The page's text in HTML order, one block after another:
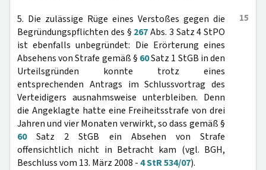
15
5. Die zulässige Rüge eines Verstoßes gegen die
Begründungspflichten des § 267Abs. 3 Satz 4 StPO
ist ebenfalls unbegründet: Die Erörterung eines
Absehens von Strafe gemäß § 60Satz 1 StGB in den
Urteilsgründen konnte trotz eines
entsprechenden Antrags im Schlussvortrag des
Verteidigers ausnahmsweise unterbleiben. Denn
die Angeklagte hatte eine Freiheitsstrafe von drei
Jahren und vier Monaten verwirkt, so dass gemäß §
60Satz 2 StGB ein Absehen von Strafe
offensichtlich nicht in Betracht kam (vgl. BGH,
Beschluss vom 13. März 2008 -4 StR 534/07).